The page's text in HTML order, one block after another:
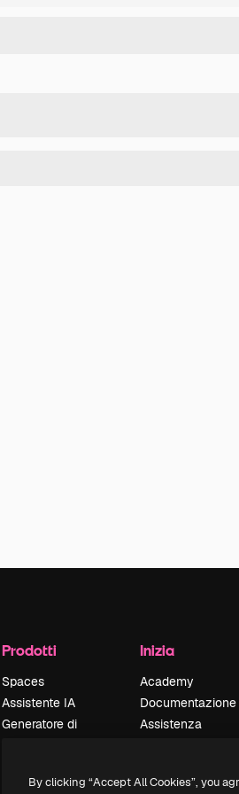
Prodotti
Spaces
Assistente IA
Generatore di
Inizia
Academy
Documentazione
Assistenza
Politica sulla
By clicking “Accept All Cookies”, you